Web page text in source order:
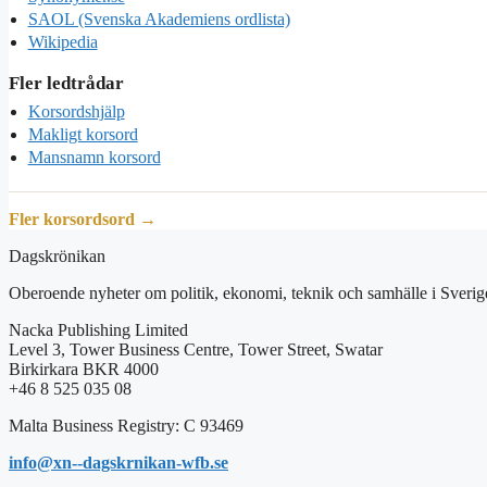
SAOL (Svenska Akademiens ordlista)
Wikipedia
Fler ledtrådar
Korsordshjälp
Makligt korsord
Mansnamn korsord
Fler korsordsord →
Dagskrönikan
Oberoende nyheter om politik, ekonomi, teknik och samhälle i
Nacka Publishing Limited
Level 3, Tower Business Centre, Tower Street, Swatar
Birkirkara BKR 4000
+46 8 525 035 08
Malta Business Registry: C 93469
info@xn--dagskrnikan-wfb.se